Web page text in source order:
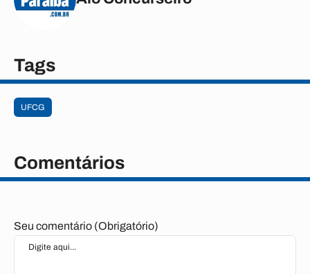
Tags
UFCG
Comentários
Seu comentário (Obrigatório)